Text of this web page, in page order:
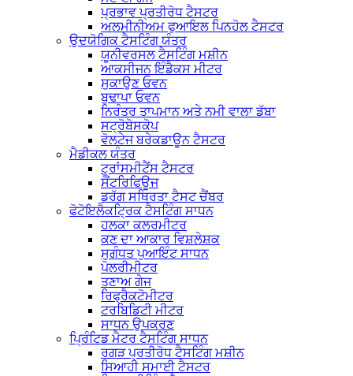
ਪ੍ਰਭਾਵ ਪ੍ਰਤੀਰੋਧ ਟੈਸਟਰ
ਅਲਮੀਨੀਅਮ ਫੁਆਇਲ ਪਿਨਹੋਲ ਟੈਸਟਰ
ਉਦਯੋਗਿਕ ਟੈਸਟਿੰਗ ਯੰਤਰ
ਯੂਨੀਵਰਸਲ ਟੈਸਟਿੰਗ ਮਸ਼ੀਨ
ਆਕਸੀਜਨ ਇੰਡੈਕਸ ਮੀਟਰ
ਸੁਕਾਉਣ ਓਵਨ
ਬੁਢਾਪਾ ਓਵਨ
ਨਿਰੰਤਰ ਤਾਪਮਾਨ ਅਤੇ ਨਮੀ ਵਾਲਾ ਡੱਬਾ
ਸਟ੍ਰੋਬੋਸਕੋਪ
ਵੋਲਟੇਜ ਬਰੇਕਡਾਊਨ ਟੈਸਟਰ
ਮੈਡੀਕਲ ਯੰਤਰ
ਟ੍ਰਾਂਸਮੀਟੈਂਸ ਟੈਸਟਰ
ਸੈਂਟਰਿਫਿਊਜ
ਡਰੱਗ ਸਥਿਰਤਾ ਟੈਸਟ ਚੈਂਬਰ
ਫੋਟੋਇਲੈਕਟ੍ਰਿਕ ਟੈਸਟਿੰਗ ਸਾਧਨ
ਹਲਕਾ ਕਲਰਮੀਟਰ
ਕਣ ਦਾ ਆਕਾਰ ਵਿਸ਼ਲੇਸ਼ਕ
ਸੁਗੰਧਤ ਪੁਆਇੰਟ ਸਾਧਨ
ਪੋਲਰੀਮੀਟਰ
ਤਣਾਅ ਗੇਜ
ਰਿਫ੍ਰੈਕਟੋਮੀਟਰ
ਟਰਬਿਡਿਟੀ ਮੀਟਰ
ਸਾਧਨ ਉਪਕਰਣ
ਪ੍ਰਿੰਟਿਡ ਮੈਟਰ ਟੈਸਟਿੰਗ ਸਾਧਨ
ਰਗੜ ਪ੍ਰਤੀਰੋਧ ਟੈਸਟਿੰਗ ਮਸ਼ੀਨ
ਸਿਆਹੀ ਸਮਾਈ ਟੈਸਟਰ